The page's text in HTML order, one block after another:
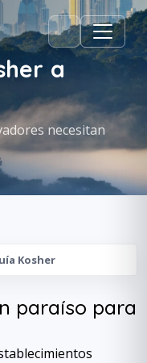
a
necesitan
Kosher
paraíso para